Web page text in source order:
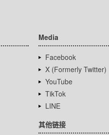
Media
Facebook
X (Formerly Twitter)
YouTube
TikTok
LINE
其他链接